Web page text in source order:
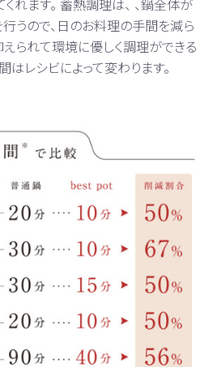
うので、日のお料理の手間を減ら
えられて環境に優しく調理ができる
レシビによって変わります。